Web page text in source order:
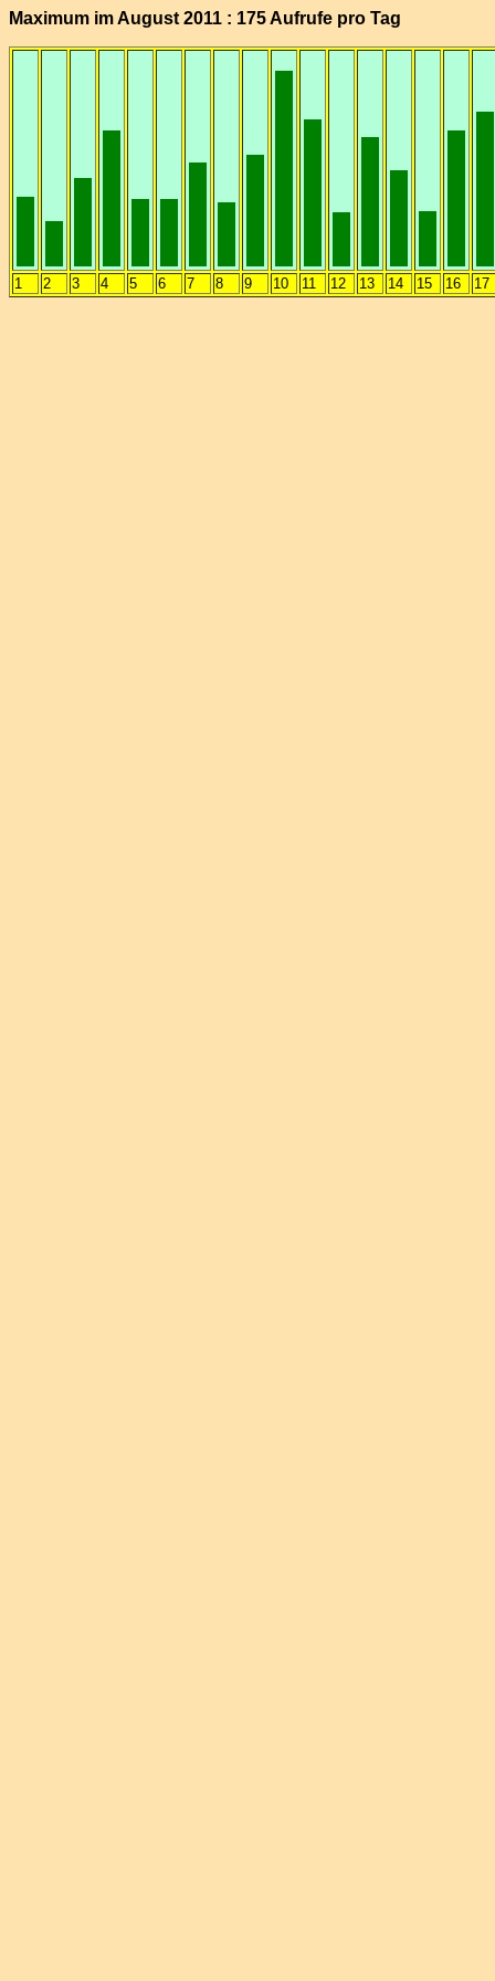
Maximum im August 2011 : 175 Aufrufe pro Tag
1 2 3 4 5 6 7 8 9 10 11 12 13 14 15 16 17